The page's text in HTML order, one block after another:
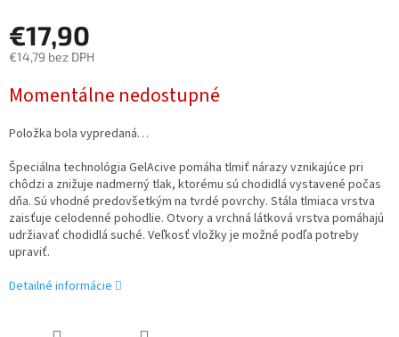
€17,90
€14,79 bez DPH
cena:
Momentálne nedostupné
Položka bola vypredaná…
Špeciálna technológia GelAcive pomáha tlmiť nárazy vznikajúce pri
chôdzi a znižuje nadmerný tlak, ktorému sú chodidlá vystavené počas
dňa. Sú vhodné predovšetkým na tvrdé povrchy. Stála tlmiaca vrstva
zaisťuje celodenné pohodlie. Otvory a vrchná látková vrstva pomáhajú
udržiavať chodidlá suché. Veľkosť vložky je možné podľa potreby
upraviť.
Detailné informácie